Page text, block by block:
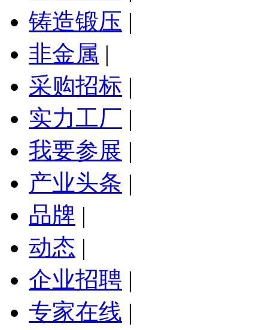
铸造锻压 |
非金属 |
采购招标 |
实力工厂 |
我要参展 |
产业头条 |
品牌 |
动态 |
企业招聘 |
专家在线 |